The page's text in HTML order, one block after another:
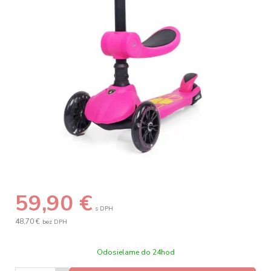
59,90 € s DPH
48,70 € bez DPH
Odosielame do 24hod